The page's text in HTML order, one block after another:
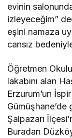
evinin
izleyeceğim”
eşini namaza
cansız
Öğretmen
lakabını alan
Erzurum’un
Şalpazarı
Buradan